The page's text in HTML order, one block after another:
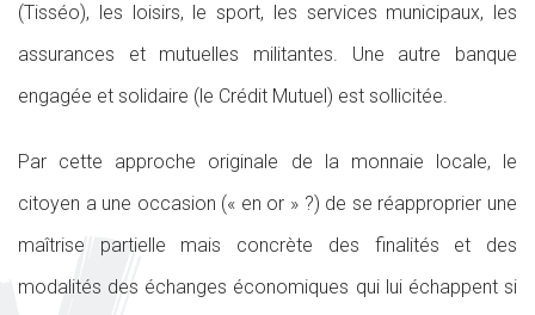
(Tisséo), les loisirs, le sport, les services municipaux, les
assurances et mutuelles militantes. Une autre banque
engagée et solidaire (le Crédit Mutuel) est sollicitée.
Par cette approche originale de la monnaie locale, le
citoyen a une occasion (« en or » ?) de se réapproprier une
maîtrise partielle mais concrète des finalités et des
modalités des échanges économiques qui lui échappent si